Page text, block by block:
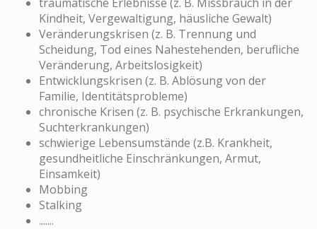
Kindheit, Vergewaltigung, häusliche Gewalt)
Veränderungskrisen (z. B. Trennung und
Scheidung, Tod eines Nahestehenden, berufliche
Veränderung, Arbeitslosigkeit)
Entwicklungskrisen (z. B. Ablösung von der
Familie, Identitätsprobleme)
chronische Krisen (z. B. psychische Erkrankungen,
Suchterkrankungen)
schwierige Lebensumstände (z.B. Krankheit,
gesundheitliche Einschränkungen, Armut,
Einsamkeit)
Mobbing
Stalking
.......